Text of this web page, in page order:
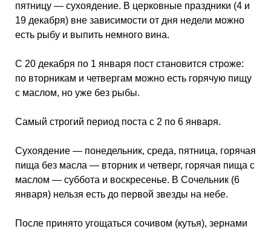
пятницу — сухоядение. В церковные праздники (4 и
19 декабря) вне зависимости от дня недели можно
есть рыбу и выпить немного вина.
С 20 декабря по 1 января пост становится строже:
по вторникам и четвергам можно есть горячую пищу
с маслом, но уже без рыбы.
Самый строгий период поста с 2 по 6 января.
Сухоядение — понедельник, среда, пятница, горячая
пища без масла — вторник и четверг, горячая пища с
маслом — суббота и воскресенье. В Сочельник (6
января) нельзя есть до первой звезды на небе.
После принято угощаться сочивом (кутья), зернами